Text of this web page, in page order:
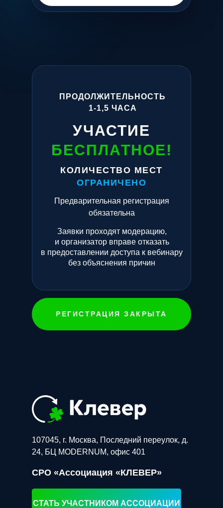
УЧАСТИЕ
БЕСПЛАТНОЕ!
КОЛИЧЕСТВО МЕСТ
ОГРАНИЧЕНО
Предварительная регистрация
обязательна
Заявки проходят модерацию,
и организатор вправе отказать
в предоставлении доступа к вебинару
без объяснения причин
РЕГИСТРАЦИЯ ЗАКРЫТА
ПРОДОЛЖИТЕЛЬНОСТЬ
1-1,5 ЧАСА
107045, г. Москва, Последний переулок, д.
24, БЦ MODERNUM, офис 401
СРО «Ассоциация «КЛЕВЕР»
СТАТЬ УЧАСТНИКОМ АССОЦИАЦИИ